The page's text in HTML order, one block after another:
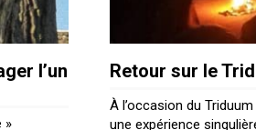
l’un
»
Retour sur le
À l’occasion du
une expérience